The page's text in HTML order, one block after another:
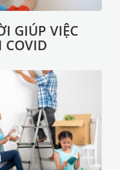
GIÚP VIỆC
COVID